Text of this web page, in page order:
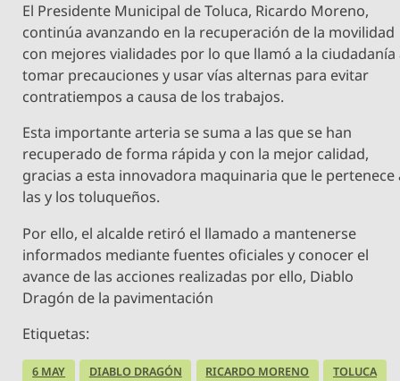
El Presidente Municipal de Toluca, Ricardo Moreno,
continúa avanzando en la recuperación de la movilidad
con mejores vialidades por lo que llamó a la ciudadanía
tomar precauciones y usar vías alternas para evitar
contratiempos a causa de los trabajos.
Esta importante arteria se suma a las que se han
recuperado de forma rápida y con la mejor calidad,
gracias a esta innovadora maquinaria que le pertenece
las y los toluqueños.
Por ello, el alcalde retiró el llamado a mantenerse
informados mediante fuentes oficiales y conocer el
avance de las acciones realizadas por ello, Diablo
Dragón de la pavimentación
Etiquetas:
6 MAY DIABLO DRAGÓN RICARDO MORENO TOLUCA